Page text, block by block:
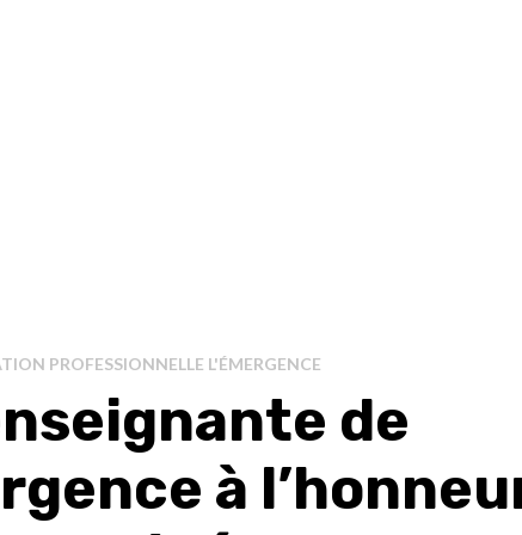
PROFESSIONNELLE L'ÉMERGENCE
de
à